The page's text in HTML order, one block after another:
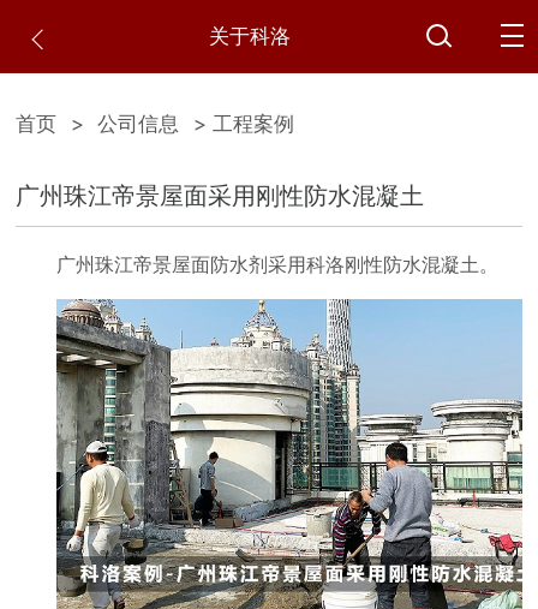
关于科洛
首页 > 公司信息 > 工程案例
广州珠江帝景屋面采用刚性防水混凝土
广州珠江帝景屋面防水剂采用科洛刚性防水混凝土。